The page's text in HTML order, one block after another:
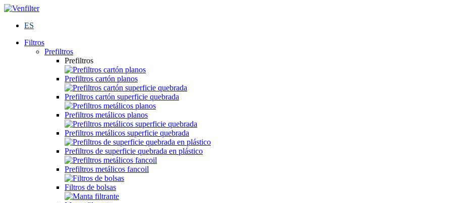
ES
Filtros
Prefiltros
Prefiltros
Prefiltros cartón planos
Prefiltros cartón superficie quebrada
Prefiltros metálicos planos
Prefiltros metálicos superficie quebrada
Prefiltros de superficie quebrada en plástico
Prefiltros metálicos fancoil
Filtros de bolsas